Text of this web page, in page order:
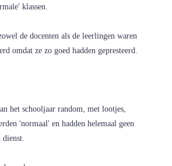
klassen.
de docenten als de leerlingen waren
omdat ze zo goed hadden gepresteerd.
het schooljaar random, met lootjes,
'normaal' en hadden helemaal geen